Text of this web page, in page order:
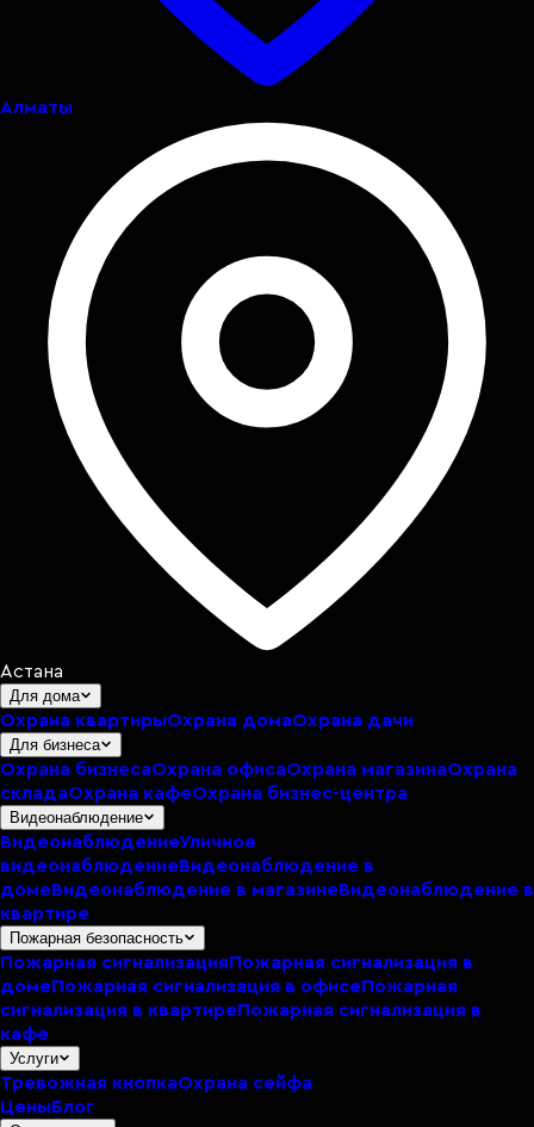
Алматы
Астана
Для дома
Охрана квартирыОхрана домаОхрана дачи
Для бизнеса
Охрана бизнесаОхрана офисаОхрана магазинаОхрана
складаОхрана кафеОхрана бизнес-центра
Видеонаблюдение
ВидеонаблюдениеУличное
видеонаблюдениеВидеонаблюдение в
домеВидеонаблюдение в магазинеВидеонаблюдение в
квартире
Пожарная безопасность
Пожарная сигнализацияПожарная сигнализация в
домеПожарная сигнализация в офисеПожарная
сигнализация в квартиреПожарная сигнализация в
кафе
Услуги
Тревожная кнопкаОхрана сейфа
ЦеныБлог